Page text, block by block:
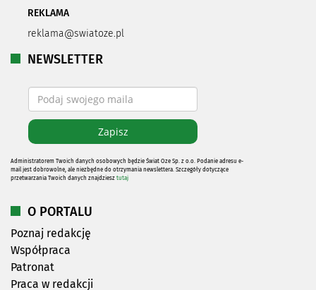
REKLAMA
reklama@swiatoze.pl
NEWSLETTER
Administratorem Twoich danych osobowych będzie Świat Oze Sp. z o.o. Podanie adresu e-
mail jest dobrowolne, ale niezbędne do otrzymania newslettera. Szczegóły dotyczące
przetwarzania Twoich danych znajdziesz tutaj
O PORTALU
Poznaj redakcję
Współpraca
Patronat
Praca w redakcji